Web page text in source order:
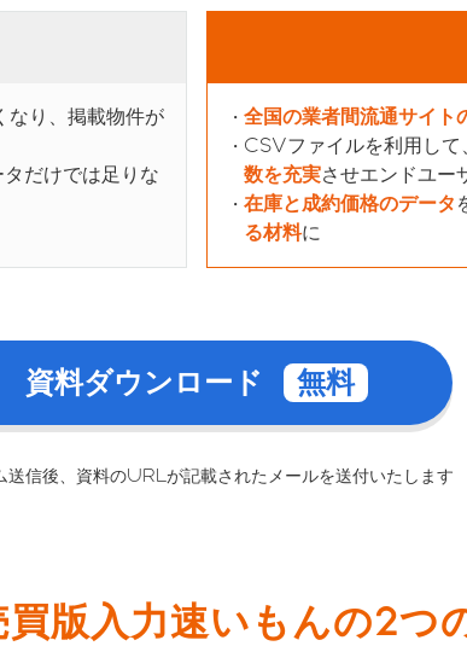
なり、掲載物件が
だけでは足りな
全国の業者間流通サイト
CSVファイルを利用して
数を充実させエンドユー
在庫と成約価格のデータ
る材料に
資料ダウンロード
送信後、資料のURLが記載されたメールを送付いたします
版入力速いもんの2つ